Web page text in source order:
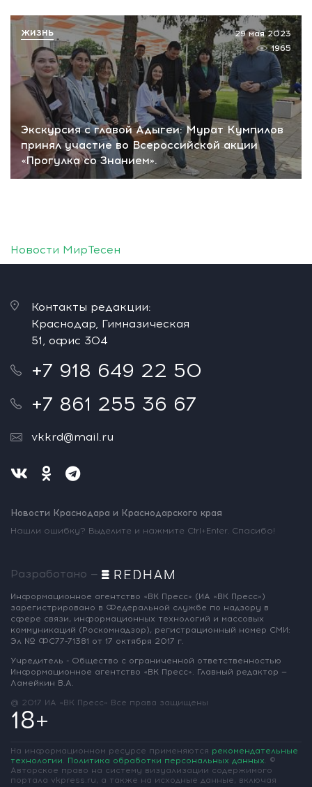
Экскурсия с главой Адыгеи: Мурат Кумпилов
принял участие во Всероссийской акции
«Прогулка со Знанием».
29 мая 2023
1965
ЖИЗНЬ
Новости МирТесен
Контакты редакции:
Краснодар, Гимназическая
51, офис 304
+7 918 649 22 50
+7 861 255 36 67
vkkrd@mail.ru
Новости Краснодара и Краснодарского края
Нашли ошибку? Выделите и нажмите Ctrl+Enter. Спасибо!
Разработано —
Информационное агентство «ВК Пресс» (ИА «ВК Пресс»)
зарегистрировано в Федеральной службе по надзору в
сфере связи, информационных технологий и массовых
коммуникаций (Роскомнадзор), регистрационный номер СМИ:
Эл № ФС77-71381 от 17 октября 2017 г.
Учредитель - Общество с ограниченной ответственностью
Информационное агентство «ВК Пресс». Главный редактор —
Ламейкин В.А.
@ 2017 ИА «ВК Пресс» Все права защищены
18+
На информационном ресурсе применяются рекомендательные
технологии. Политика обработки персональных данных. ©
Авторское право на систему визуализации содержимого
портала vkpress.ru, а также на исходные данные, включая